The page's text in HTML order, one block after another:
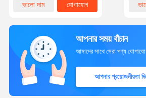
ভালো দাম
যোগাযোগ
আপনার সময় বাঁচান
আমাদের সাথে সেরা পণ্য
আপনার প্রয়োজনীয়তা